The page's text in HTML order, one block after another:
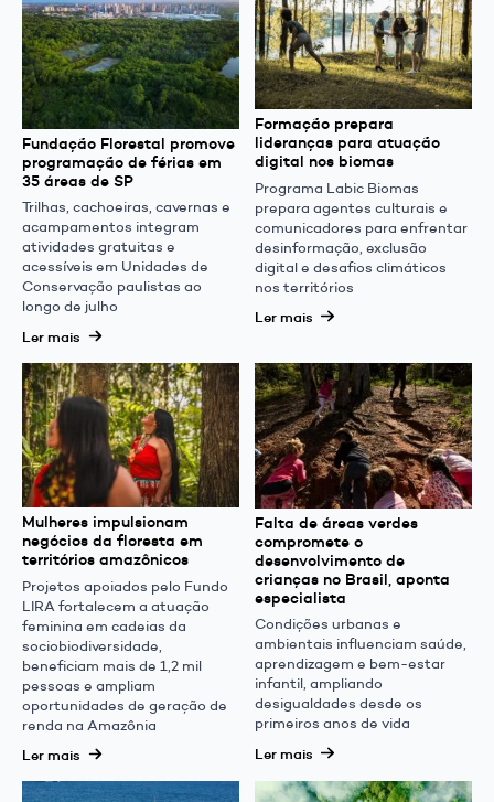
Fundação Florestal promove
programação de férias em
35 áreas de SP
Trilhas, cachoeiras, cavernas e
acampamentos integram
atividades gratuitas e
acessíveis em Unidades de
Conservação paulistas ao
longo de julho
Ler mais
Formação prepara
lideranças para atuação
digital nos biomas
Programa Labic Biomas
prepara agentes culturais e
comunicadores para enfrentar
desinformação, exclusão
digital e desafios climáticos
nos territórios
Ler mais
Mulheres impulsionam
negócios da floresta em
territórios amazônicos
Projetos apoiados pelo Fundo
LIRA fortalecem a atuação
feminina em cadeias da
sociobiodiversidade,
beneficiam mais de 1,2 mil
pessoas e ampliam
oportunidades de geração de
renda na Amazônia
Ler mais
Falta de áreas verdes
compromete o
desenvolvimento de
crianças no Brasil, aponta
especialista
Condições urbanas e
ambientais influenciam saúde,
aprendizagem e bem-estar
infantil, ampliando
desigualdades desde os
primeiros anos de vida
Ler mais